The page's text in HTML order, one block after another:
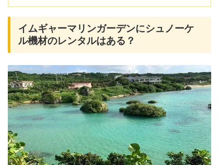
イムギャーマリンガーデンにシュノーケ
ル機材のレンタルはある？